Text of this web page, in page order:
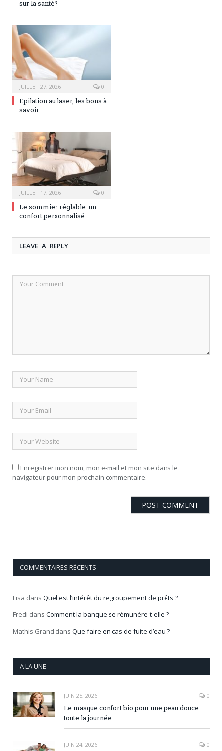
sur la santé?
JUILLET 27, 2026 0
Epilation au laser, les bons à
savoir
JUILLET 17, 2026 0
Le sommier réglable: un
confort personnalisé
LEAVE A REPLY
Enregistrer mon nom, mon e-mail et mon site dans le
navigateur pour mon prochain commentaire.
COMMENTAIRES RÉCENTS
Lisa dans Quel est l’intérêt du regroupement de prêts ?
Fredi dans Comment la banque se rémunère-t-elle ?
Mathis Grand dans Que faire en cas de fuite d’eau ?
A LA UNE
JUIN 25, 2026 0
Le masque confort bio pour une peau douce
toute la journée
JUIN 24, 2026 0